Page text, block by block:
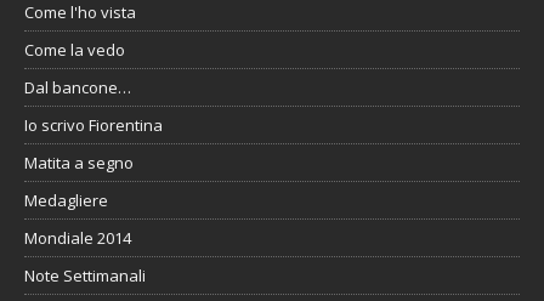
Come l'ho vista
Come la vedo
Dal bancone…
Io scrivo Fiorentina
Matita a segno
Medagliere
Mondiale 2014
Note Settimanali